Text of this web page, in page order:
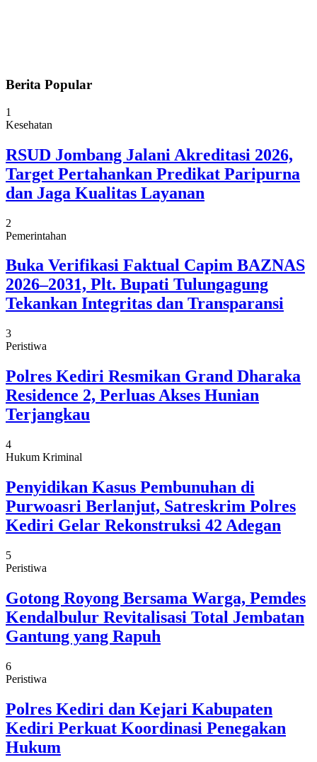
Berita Popular
1
Kesehatan
RSUD Jombang Jalani Akreditasi 2026,
Target Pertahankan Predikat Paripurna
dan Jaga Kualitas Layanan
2
Pemerintahan
Buka Verifikasi Faktual Capim BAZNAS
2026–2031, Plt. Bupati Tulungagung
Tekankan Integritas dan Transparansi
3
Peristiwa
Polres Kediri Resmikan Grand Dharaka
Residence 2, Perluas Akses Hunian
Terjangkau
4
Hukum Kriminal
Penyidikan Kasus Pembunuhan di
Purwoasri Berlanjut, Satreskrim Polres
Kediri Gelar Rekonstruksi 42 Adegan
5
Peristiwa
Gotong Royong Bersama Warga, Pemdes
Kendalbulur Revitalisasi Total Jembatan
Gantung yang Rapuh
6
Peristiwa
Polres Kediri dan Kejari Kabupaten
Kediri Perkuat Koordinasi Penegakan
Hukum